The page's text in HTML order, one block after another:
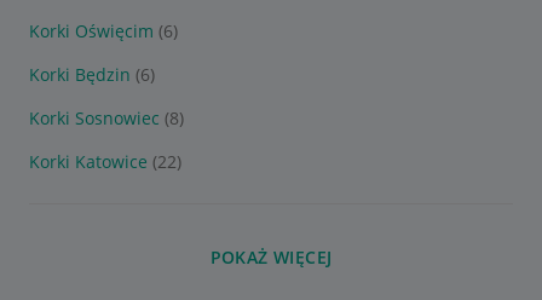
Korki Oświęcim (6)
Korki Będzin (6)
Korki Sosnowiec (8)
Korki Katowice (22)
POKAŻ WIĘCEJ